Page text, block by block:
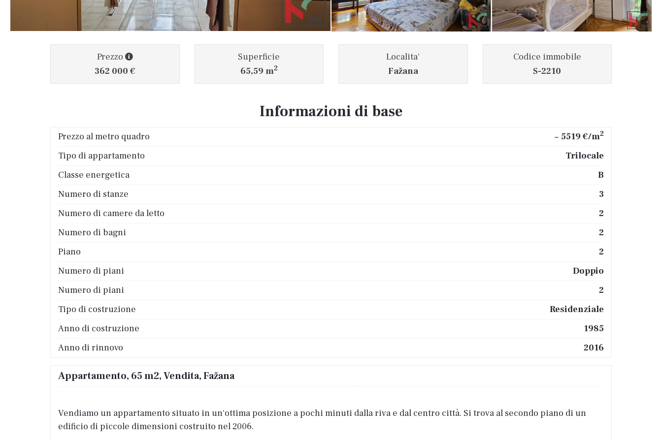
Prezzo
362 000 €
Superficie
65,59 m2
Localita'
Fažana
Codice immobile
S-2210
Informazioni di base
Prezzo al metro quadro ~ 5519 €/m2
Tipo di appartamento
Trilocale
Classe energetica
B
Numero di stanze
3
Numero di camere da letto
2
Numero di bagni
2
Piano
2
Numero di piani
Doppio
Numero di piani
2
Tipo di costruzione
Residenziale
Anno di costruzione
1985
Anno di rinnovo
2016
Appartamento, 65 m2, Vendita, Fažana
Vendiamo un appartamento situato in un'ottima posizione a pochi minuti dalla riva e dal centro città. Si trova al secondo piano di un
edificio di piccole dimensioni costruito nel 2006.